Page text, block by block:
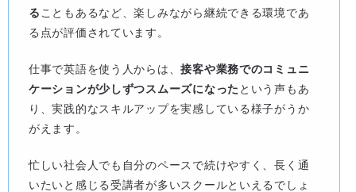
る こともあるなど、楽しみながら継続できる環境であ
る点が評価されています。
仕事で英語を使う人からは、接客や業務でのコミュニ
ケーションが少しずつスムーズになった という声もあ
り、実践的なスキルアップを実感している様子がうか
がえます。
忙しい社会人でも自分のペースで続けやすく、長く通
いたいと感じる受講者が多いスクールといえるでしょ